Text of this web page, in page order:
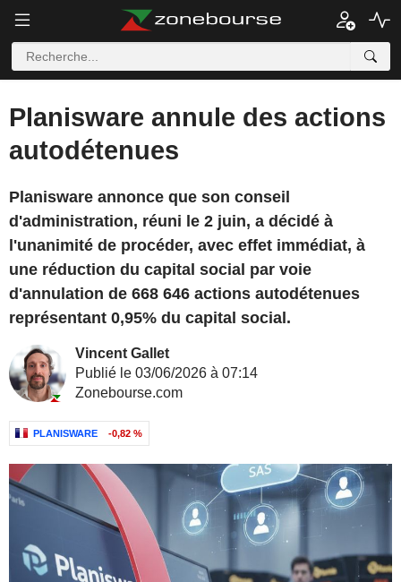
Planisware annule des actions
autodétenues
Planisware annonce que son conseil
d'administration, réuni le 2 juin, a décidé à
l'unanimité de procéder, avec effet immédiat, à
une réduction du capital social par voie
d'annulation de 668 646 actions autodétenues
représentant 0,95% du capital social.
Vincent Gallet
Publié le 03/06/2026 à 07:14
Zonebourse.com
PLANISWARE -0,82 %